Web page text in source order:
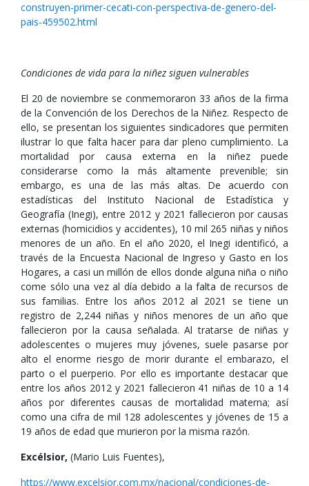
construyen-primer-cecati-con-perspectiva-de-genero-del-
pais-459502.html
Condiciones de vida para la niñez siguen vulnerables
El 20 de noviembre se conmemoraron 33 años de la firma
de la Convención de los Derechos de la Niñez. Respecto de
ello, se presentan los siguientes sindicadores que permiten
ilustrar lo que falta hacer para dar pleno cumplimiento. La
mortalidad por causa externa en la niñez puede
considerarse como la más altamente prevenible; sin
embargo, es una de las más altas. De acuerdo con
estadísticas del Instituto Nacional de Estadística y
Geografía (Inegi), entre 2012 y 2021 fallecieron por causas
externas (homicidios y accidentes), 10 mil 265 niñas y niños
menores de un año. En el año 2020, el Inegi identificó, a
través de la Encuesta Nacional de Ingreso y Gasto en los
Hogares, a casi un millón de ellos donde alguna niña o niño
come sólo una vez al día debido a la falta de recursos de
sus familias. Entre los años 2012 al 2021 se tiene un
registro de 2,244 niñas y niños menores de un año que
fallecieron por la causa señalada. Al tratarse de niñas y
adolescentes o mujeres muy jóvenes, suele pasarse por
alto el enorme riesgo de morir durante el embarazo, el
parto o el puerperio. Por ello es importante destacar que
entre los años 2012 y 2021 fallecieron 41 niñas de 10 a 14
años por diferentes causas de mortalidad materna; así
como una cifra de mil 128 adolescentes y jóvenes de 15 a
19 años de edad que murieron por la misma razón.
Excélsior, (Mario Luis Fuentes),
https://www.excelsior.com.mx/nacional/condiciones-de-